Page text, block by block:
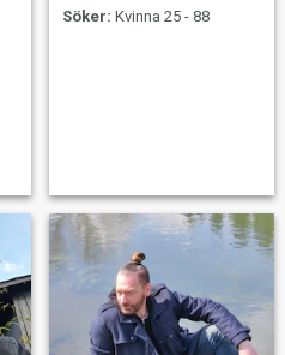
Söker: Kvinna 25 - 88